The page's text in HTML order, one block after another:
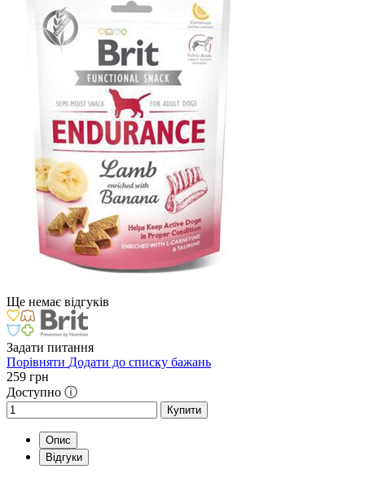
Ще немає відгуків
Задати питання
Порівняти Додати до списку бажань
259 грн
Доступно ⓘ
Купити
Опис
Відгуки